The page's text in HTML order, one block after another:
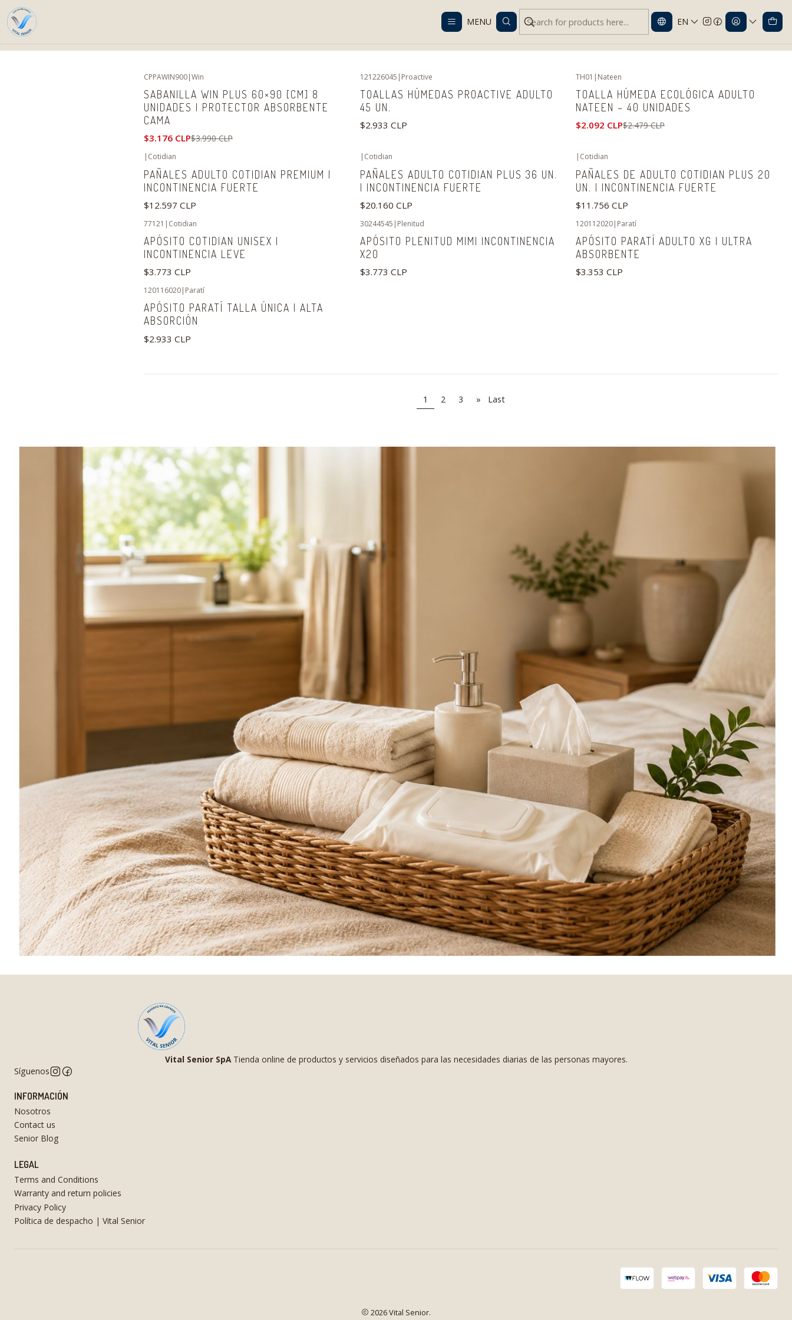
MENU EN
Despacho gratis en RM desde $100.000. Revisa las condiciones.
CPPAWIN900|Win
SABANILLA WIN PLUS 60×90 [CM] 8
UNIDADES | PROTECTOR ABSORBENTE
CAMA
$3.176 CLP$3.990 CLP
121226045 | Proactive
TOALLAS HÚMEDAS PROACTIVE ADULTO
45 UN.
$2.933 CLP
TH01 | Nateen
TOALLA HÚMEDA ECOLÓGICA ADULTO
NATEEN – 40 UNIDADES
$2.092 CLP$2.479 CLP
| Cotidian
PAÑALES ADULTO COTIDIAN PREMIUM |
INCONTINENCIA FUERTE
$12.597 CLP
| Cotidian
PAÑALES ADULTO COTIDIAN PLUS 36 UN.
| INCONTINENCIA FUERTE
$20.160 CLP
| Cotidian
PAÑALES DE ADULTO COTIDIAN PLUS 20
UN. | INCONTINENCIA FUERTE
$11.756 CLP
77121 | Cotidian
APÓSITO COTIDIAN UNISEX |
INCONTINENCIA LEVE
$3.773 CLP
30244545 | Plenitud
APÓSITO PLENITUD MIMI INCONTINENCIA
X20
$3.773 CLP
120112020| Paratí
APÓSITO PARATÍ ADULTO XG | ULTRA
ABSORBENTE
$3.353 CLP
120116020| Paratí
APÓSITO PARATÍ TALLA ÚNICA | ALTA
ABSORCIÓN
$2.933 CLP
1 2 3 » Last
Vital Senior SpATienda online de productos y servicios diseñados para las necesidades diarias de las personas mayores.
Síguenos
INFORMACIÓN
Nosotros
Contact us
Senior Blog
LEGAL
Terms and Conditions
Warranty and return policies
Privacy Policy
Política de despacho | Vital Senior
2026 Vital Senior.